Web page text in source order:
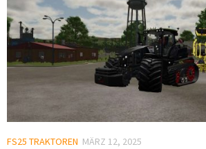
FS25 TRAKTOREN MÄRZ 12, 2025